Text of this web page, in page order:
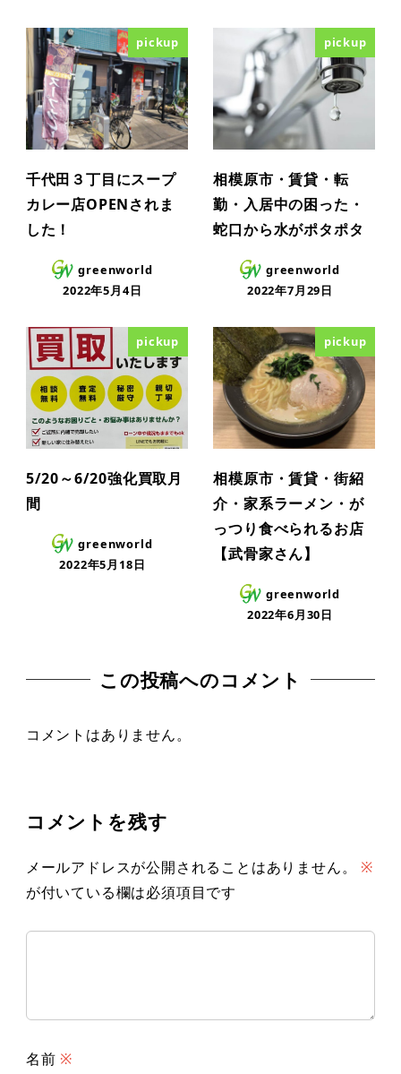
pickup
千代田３丁目にスープ
カレー店OPENされま
した！
greenworld
2022年5月4日
pickup
相模原市・賃貸・転
勤・入居中の困った・
蛇口から水がポタポタ
greenworld
2022年7月29日
pickup
5/20～6/20強化買取月
間
greenworld
2022年5月18日
pickup
相模原市・賃貸・街紹
介・家系ラーメン・が
っつり食べられるお店
【武骨家さん】
greenworld
2022年6月30日
この投稿へのコメント
コメントはありません。
コメントを残す
メールアドレスが公開されることはありません。
※
が付いている欄は必須項目です
名前 ※